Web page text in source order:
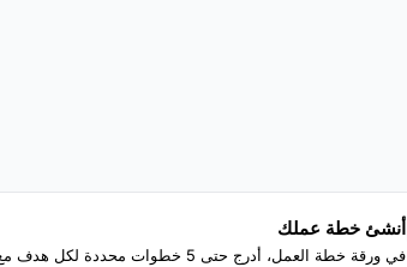
أنشئ خطة عملك
في ورقة خطة العمل، أدرج حتى 5 خطوات محددة لكل هدف